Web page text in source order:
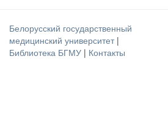
Белорусский государственный
медицинский университет |
Библиотека БГМУ | Контакты